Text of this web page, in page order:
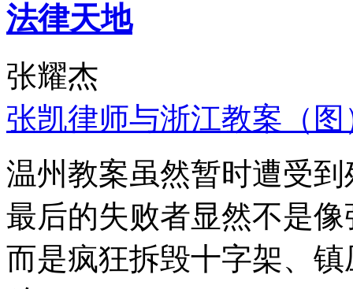
法律天地
张耀杰
张凯律师与浙江教案（图
温州教案虽然暂时遭受
最后的失败者显然不是
而是疯狂拆毁十字架、